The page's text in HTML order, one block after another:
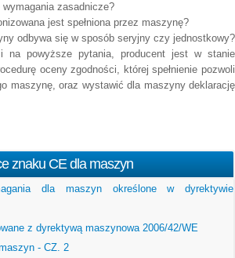
zasadnicze?
jest spełniona przez maszynę?
odbywa się w sposób seryjny czy jednostkowy?
na powyższe pytania, producent jest w stanie
oceny zgodności, której spełnienie pozwoli
maszynę, oraz wystawić dla maszyny deklarację
znaku CE dla maszyn
dla maszyn określone w dyrektywie
z dyrektywą maszynowa 2006/42/WE
- CZ. 2